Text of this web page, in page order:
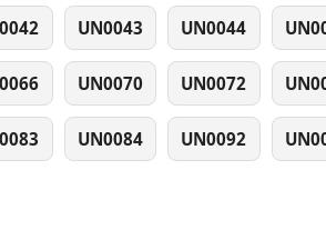
UN0043 UN0044
UN0070 UN0072
UN0084 UN0092